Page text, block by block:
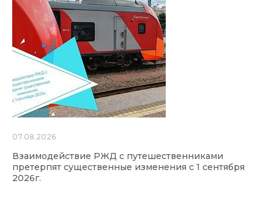
07.08.2026
Взаимодействие РЖД с путешественниками
претерпят существенные изменения с 1 сентября
2026г.